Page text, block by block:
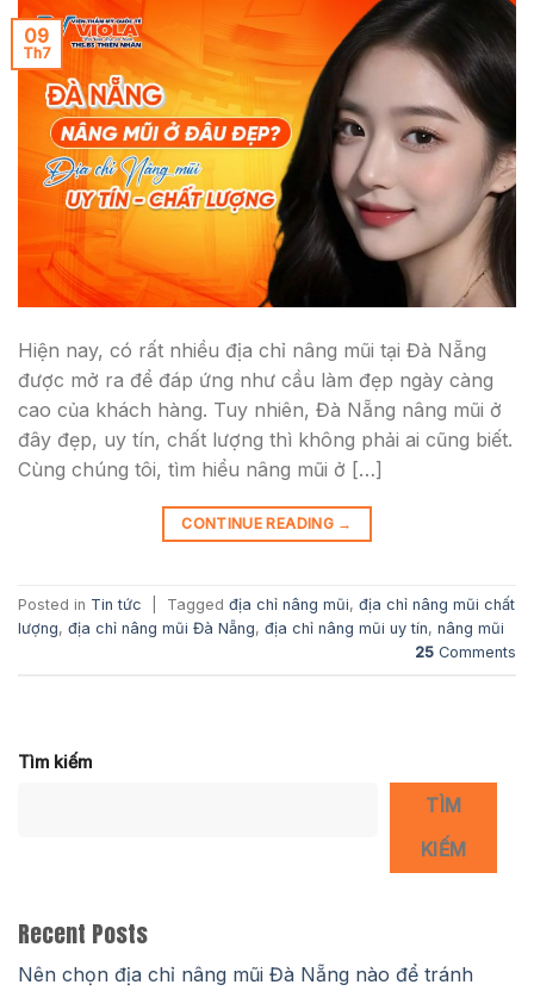
09
Th7
Hiện nay, có rất nhiều địa chỉ nâng mũi tại Đà Nẵng
được mở ra để đáp ứng như cầu làm đẹp ngày càng
cao của khách hàng. Tuy nhiên, Đà Nẵng nâng mũi ở
đây đẹp, uy tín, chất lượng thì không phải ai cũng biết.
Cùng chúng tôi, tìm hiểu nâng mũi ở […]
CONTINUE READING →
Posted in Tin tức Tagged địa chỉ nâng mũi, địa chỉ nâng mũi chất
lượng, địa chỉ nâng mũi Đà Nẵng, địa chỉ nâng mũi uy tín, nâng mũi
25 Comments
Tìm kiếm
TÌM
KIẾM
Recent Posts
Nên chọn địa chỉ nâng mũi Đà Nẵng nào để tránh